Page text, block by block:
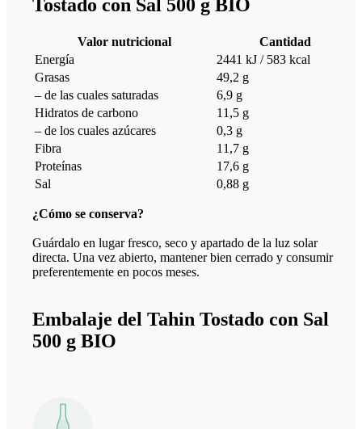
Tostado con Sal 500 g BIO
Valor nutricional
Cantidad
Energía
2441 kJ / 583 kcal
Grasas
49,2 g
– de las cuales saturadas
6,9 g
Hidratos de carbono
11,5 g
– de los cuales azúcares
0,3 g
Fibra
11,7 g
Proteínas
17,6 g
Sal
0,88 g
¿Cómo se conserva?
Guárdalo en lugar fresco, seco y apartado de la luz solar
directa. Una vez abierto, mantener bien cerrado y consumir
preferentemente en pocos meses.
Embalaje del Tahin Tostado con Sal
500 g BIO